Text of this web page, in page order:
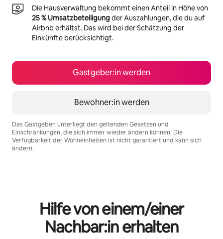
Die Hausverwaltung bekommt einen Anteil in Höhe von
25 % Umsatzbeteiligungder Auszahlungen, die du auf
Airbnb erhältst. Das wird bei der Schätzung der
Einkünfte berücksichtigt.
Gastgeber:in werden
Bewohner:in werden
Das Gastgeben unterliegt den geltenden Gesetzen und
Einschränkungen, die sich immer wieder ändern können. Die
Verfügbarkeit der Wohneinheiten ist nicht garantiert und kann sich
ändern.
Hilfe von einem/einer
Nachbar:in erhalten